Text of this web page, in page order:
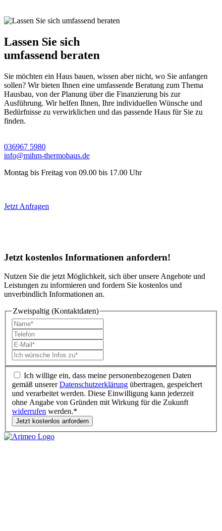
Lassen Sie sich
umfassend beraten
Sie möchten ein Haus bauen, wissen aber nicht, wo Sie anfangen
sollen? Wir bieten Ihnen eine umfassende Beratung zum Thema
Hausbau, von der Planung über die Finanzierung bis zur
Ausführung. Wir helfen Ihnen, Ihre individuellen Wünsche und
Bedürfnisse zu verwirklichen und das passende Haus für Sie zu
finden.
036967 5980
info@mihm-thermohaus.de
Montag bis Freitag von 09.00 bis 17.00 Uhr
Jetzt Anfragen
Jetzt kostenlos Informationen anfordern!
Nutzen Sie die jetzt Möglichkeit, sich über unsere Angebote und
Leistungen zu informieren und fordern Sie kostenlos und
unverbindlich Informationen an.
Zweispaltig (Kontaktdaten)
Ich willige ein, dass meine personenbezogenen Daten
gemäß unsererDatenschutzerklärung übertragen, gespeichert
und verarbeitet werden. Diese Einwilligung kann jederzeit
ohne Angabe von Gründen mit Wirkung für die Zukunft
widerrufen werden.*